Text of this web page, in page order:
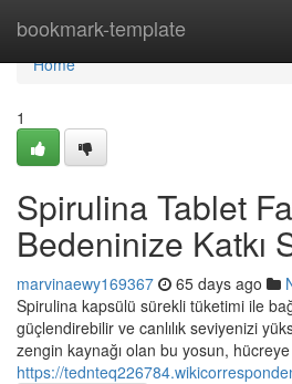
bookmark-template
Home
Home
1
Spirulina Tablet
Bedeninize Katkı
marvinaewy169367 65 days ago
Spirulina kapsülü sürekli tüketimi ile
güçlendirebilir ve canlılık seviyenizi
zengin kaynağı olan bu yosun,
https://